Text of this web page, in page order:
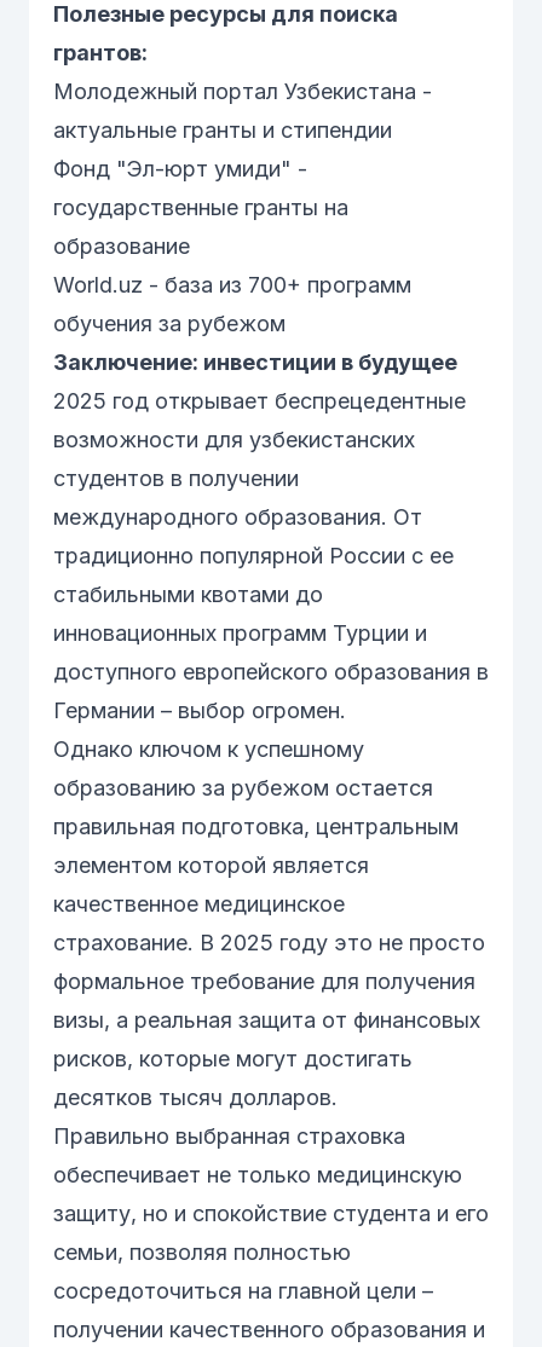
Полезные ресурсы для поиска
грантов:
Молодежный портал Узбекистана -
актуальные гранты и стипендии
Фонд "Эл-юрт умиди" -
государственные гранты на
образование
World.uz - база из 700+ программ
обучения за рубежом
Заключение: инвестиции в будущее
2025 год открывает беспрецедентные
возможности для узбекистанских
студентов в получении
международного образования. От
традиционно популярной России с ее
стабильными квотами до
инновационных программ Турции и
доступного европейского образования в
Германии – выбор огромен.
Однако ключом к успешному
образованию за рубежом остается
правильная подготовка, центральным
элементом которой является
качественное медицинское
страхование. В 2025 году это не просто
формальное требование для получения
визы, а реальная защита от финансовых
рисков, которые могут достигать
десятков тысяч долларов.
Правильно выбранная страховка
обеспечивает не только медицинскую
защиту, но и спокойствие студента и его
семьи, позволяя полностью
сосредоточиться на главной цели –
получении качественного образования и